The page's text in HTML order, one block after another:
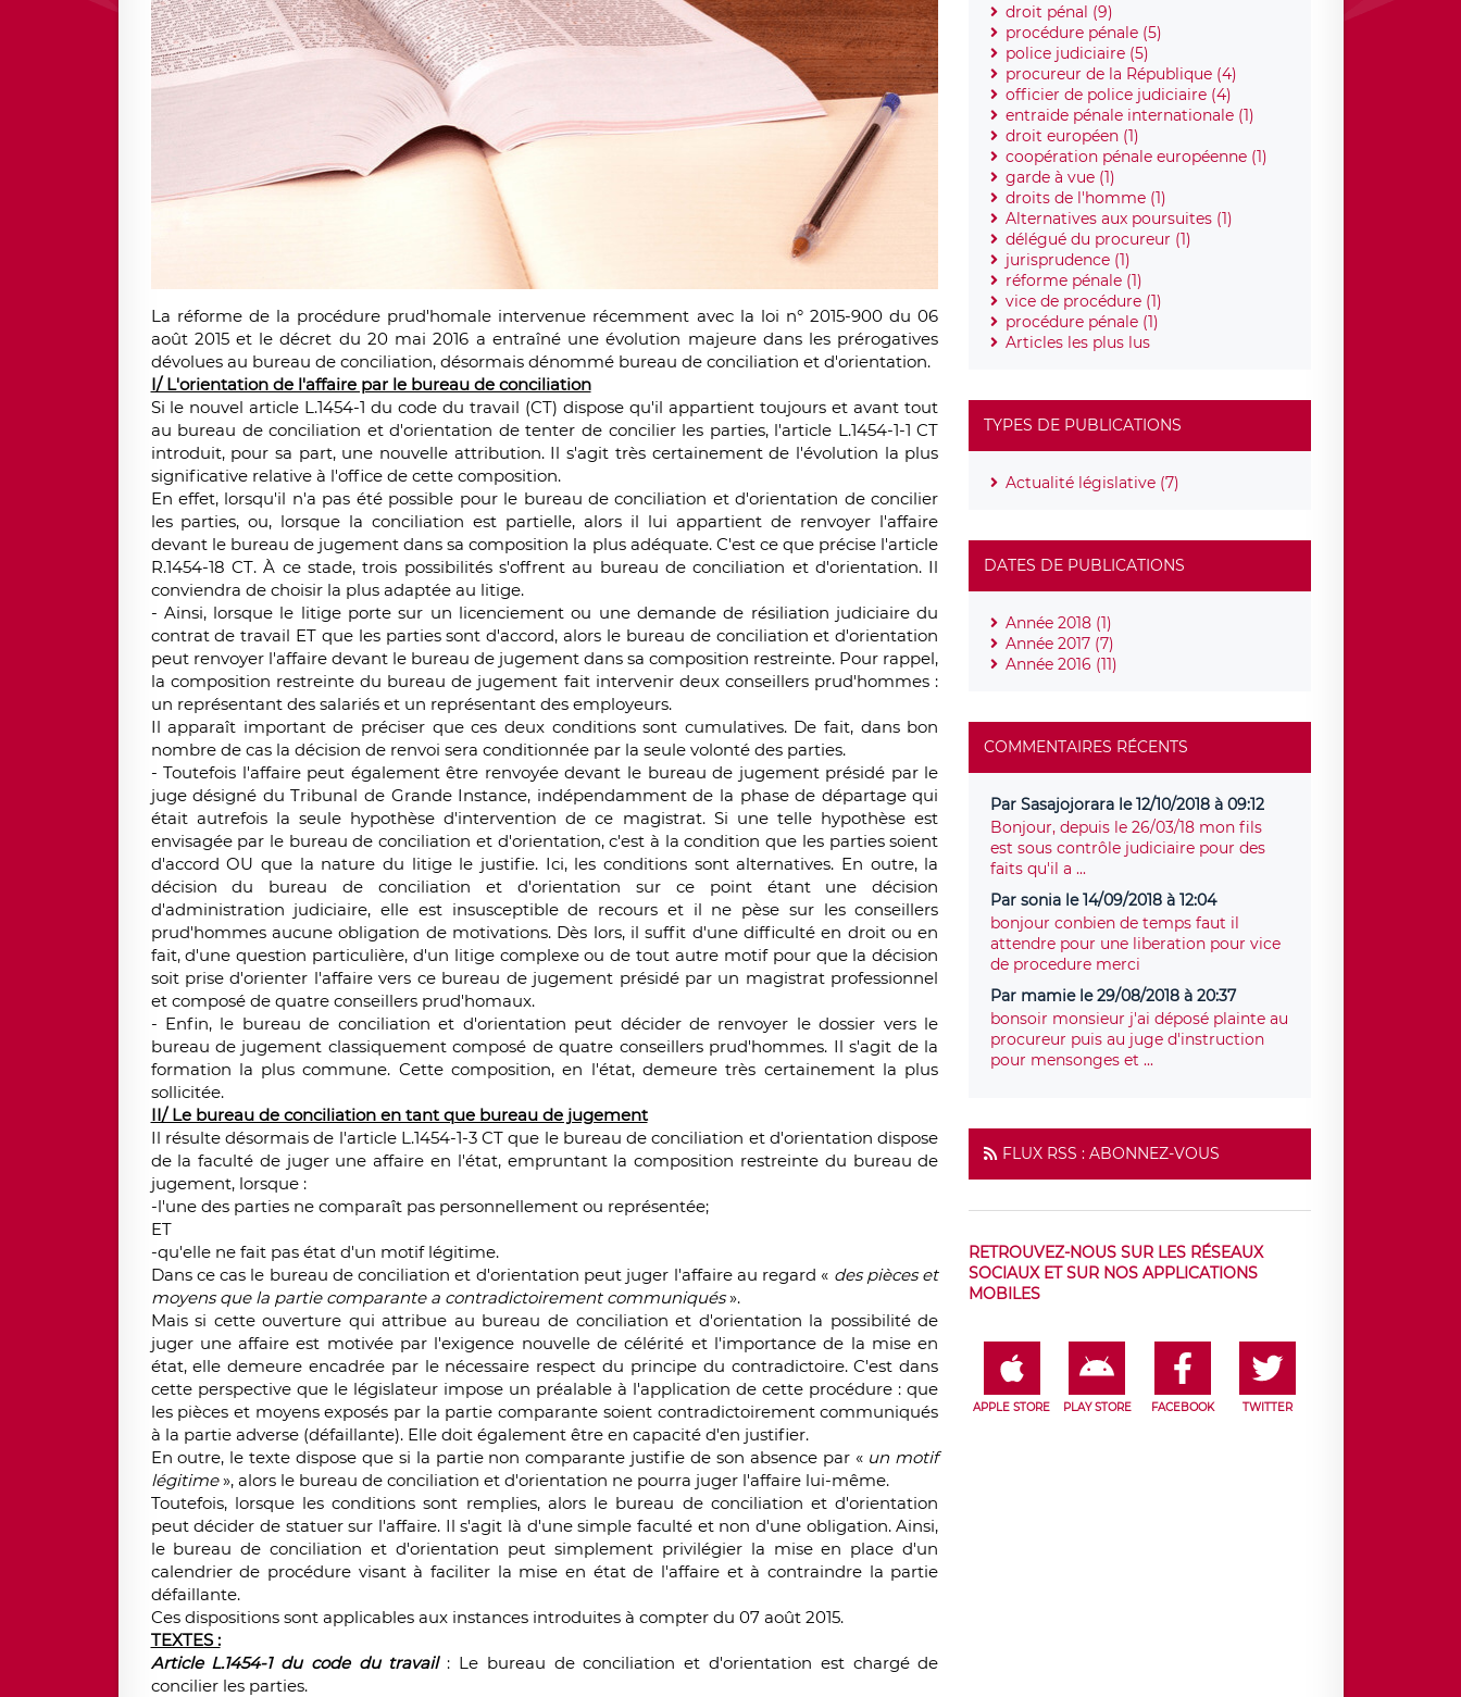
La réforme de la procédure prud'homale intervenue récemment avec la loi n° 2015-900 du 06
août 2015 et le décret du 20 mai 2016 a entraîné une évolution majeure dans les prérogatives
dévolues au bureau de conciliation, désormais dénommé bureau de conciliation et d'orientation.
I/ L'orientation de l'affaire par le bureau de conciliation
Si le nouvel article L.1454-1 du code du travail (CT) dispose qu'il appartient toujours et avant tout
au bureau de conciliation et d'orientation de tenter de concilier les parties, l'article L.1454-1-1 CT
introduit, pour sa part, une nouvelle attribution. Il s'agit très certainement de l'évolution la plus
significative relative à l'office de cette composition.
En effet, lorsqu'il n'a pas été possible pour le bureau de conciliation et d'orientation de concilier
les parties, ou, lorsque la conciliation est partielle, alors il lui appartient de renvoyer l'affaire
devant le bureau de jugement dans sa composition la plus adéquate. C'est ce que précise l'article
R.1454-18 CT. À ce stade, trois possibilités s'offrent au bureau de conciliation et d'orientation. Il
conviendra de choisir la plus adaptée au litige.
- Ainsi, lorsque le litige porte sur un licenciement ou une demande de résiliation judiciaire du
contrat de travail ET que les parties sont d'accord, alors le bureau de conciliation et d'orientation
peut renvoyer l'affaire devant le bureau de jugement dans sa composition restreinte. Pour rappel,
la composition restreinte du bureau de jugement fait intervenir deux conseillers prud'hommes :
un représentant des salariés et un représentant des employeurs.
Il apparaît important de préciser que ces deux conditions sont cumulatives. De fait, dans bon
nombre de cas la décision de renvoi sera conditionnée par la seule volonté des parties.
- Toutefois l'affaire peut également être renvoyée devant le bureau de jugement présidé par le
juge désigné du Tribunal de Grande Instance, indépendamment de la phase de départage qui
était autrefois la seule hypothèse d'intervention de ce magistrat. Si une telle hypothèse est
envisagée par le bureau de conciliation et d'orientation, c'est à la condition que les parties soient
d'accord OU que la nature du litige le justifie. Ici, les conditions sont alternatives. En outre, la
décision du bureau de conciliation et d'orientation sur ce point étant une décision
d'administration judiciaire, elle est insusceptible de recours et il ne pèse sur les conseillers
prud'hommes aucune obligation de motivations. Dès lors, il suffit d'une difficulté en droit ou en
fait, d'une question particulière, d'un litige complexe ou de tout autre motif pour que la décision
soit prise d'orienter l'affaire vers ce bureau de jugement présidé par un magistrat professionnel
et composé de quatre conseillers prud'homaux.
- Enfin, le bureau de conciliation et d'orientation peut décider de renvoyer le dossier vers le
bureau de jugement classiquement composé de quatre conseillers prud'hommes. Il s'agit de la
formation la plus commune. Cette composition, en l'état, demeure très certainement la plus
sollicitée.
II/ Le bureau de conciliation en tant que bureau de jugement
Il résulte désormais de l'article L.1454-1-3 CT que le bureau de conciliation et d'orientation dispose
de la faculté de juger une affaire en l'état, empruntant la composition restreinte du bureau de
jugement, lorsque :
-l'une des parties ne comparaît pas personnellement ou représentée;
ET
-qu'elle ne fait pas état d'un motif légitime.
Dans ce cas le bureau de conciliation et d'orientation peut juger l'affaire au regard « des pièces et
moyens que la partie comparante a contradictoirement communiqués».
Mais si cette ouverture qui attribue au bureau de conciliation et d'orientation la possibilité de
juger une affaire est motivée par l'exigence nouvelle de célérité et l'importance de la mise en
état, elle demeure encadrée par le nécessaire respect du principe du contradictoire. C'est dans
cette perspective que le législateur impose un préalable à l'application de cette procédure : que
les pièces et moyens exposés par la partie comparante soient contradictoirement communiqués
à la partie adverse (défaillante). Elle doit également être en capacité d'en justifier.
En outre, le texte dispose que si la partie non comparante justifie de son absence par « un motif
légitime», alors le bureau de conciliation et d'orientation ne pourra juger l'affaire lui-même.
Toutefois, lorsque les conditions sont remplies, alors le bureau de conciliation et d'orientation
peut décider de statuer sur l'affaire. Il s'agit là d'une simple faculté et non d'une obligation. Ainsi,
le bureau de conciliation et d'orientation peut simplement privilégier la mise en place d'un
calendrier de procédure visant à faciliter la mise en état de l'affaire et à contraindre la partie
défaillante.
Ces dispositions sont applicables aux instances introduites à compter du 07 août 2015.
TEXTES :
Article L.1454-1 du code du travail: Le bureau de conciliation et d'orientation est chargé de
concilier les parties.
droit pénal (9)
procédure pénale (5)
police judiciaire (5)
procureur de la République (4)
officier de police judiciaire (4)
entraide pénale internationale (1)
droit européen (1)
coopération pénale européenne (1)
garde à vue (1)
droits de l'homme (1)
Alternatives aux poursuites (1)
délégué du procureur (1)
jurisprudence (1)
réforme pénale (1)
vice de procédure (1)
procédure pénale (1)
Articles les plus lus
TYPES DE PUBLICATIONS
Actualité législative (7)
DATES DE PUBLICATIONS
Année 2018 (1)
Année 2017 (7)
Année 2016 (11)
COMMENTAIRES RÉCENTS
Par Sasajojorara le 12/10/2018 à 09:12
Bonjour, depuis le 26/03/18 mon fils
est sous contrôle judiciaire pour des
faits qu'il a ...
Par sonia le 14/09/2018 à 12:04
bonjour conbien de temps faut il
attendre pour une liberation pour vice
de procedure merci
Par mamie le 29/08/2018 à 20:37
bonsoir monsieur j'ai déposé plainte au
procureur puis au juge d'instruction
pour mensonges et ...
FLUX RSS : ABONNEZ-VOUS
RETROUVEZ-NOUS SUR LES RÉSEAUX
SOCIAUX ET SUR NOS APPLICATIONS
MOBILES
APPLE STORE PLAY STORE FACEBOOK TWITTER